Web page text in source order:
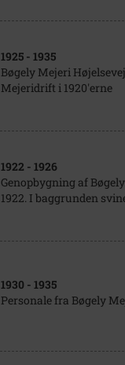
1925 - 1935
Bøgely Mejeri
Mejeridrift i 1920'erne
1922 - 1926
Genopbygning af
1922. I baggrunden
1930 - 1935
Personale fra Bøgely